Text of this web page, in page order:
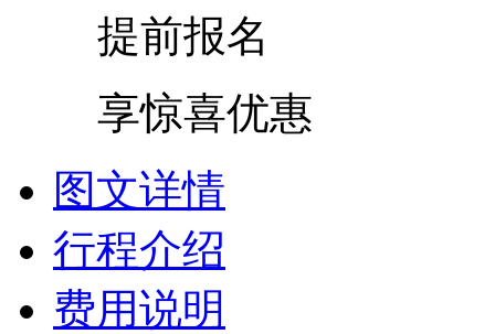
提前报名
享惊喜优惠
图文详情
行程介绍
费用说明